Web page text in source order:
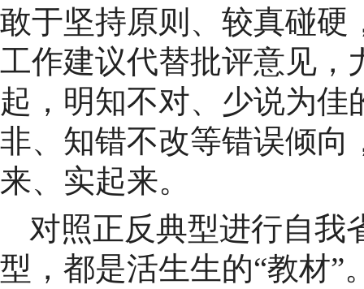
敢于坚持原则、较真碰硬
工作建议代替批评意见，
起，明知不对、少说为
非、知错不改等错误倾向
来、实起来。
对照正反典型进行自我
型，都是活生生的“教材”